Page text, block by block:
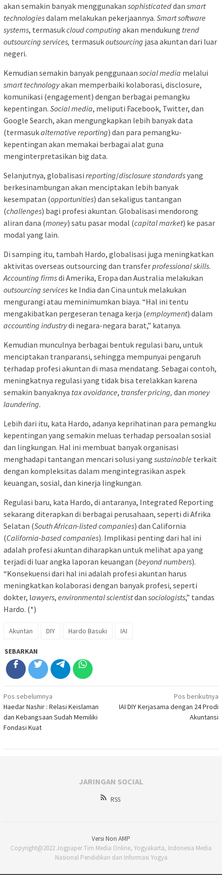
akan semakin banyak menggunakan sophisticateddan smart
technologiesdalam melakukan pekerjaannya. Smart software
systems, termasukcloud computing akan mendukung trend
outsourcing services, termasukoutsourcing jasa akuntan dari luar
negeri.
Kemudian semakin banyak penggunaan social media melalui
smart technologyakan memperbaiki kolaborasi, disclosure,
komunikasi (engagement) dengan berbagai pemangku
kepentingan. Social media, meliputi Facebook, Twitter, dan
Google Search, akan mengungkapkan lebih banyak data
(termasukalternative reporting) dan para pemangku-
kepentingan akan memakai berbagai alat guna
menginterpretasikan big data.
Selanjutnya, globalisasi reporting/disclosure standardsyang
berkesinambungan akan menciptakan lebih banyak
kesempatan (opportunities) dan sekaligus tantangan
(challenges) bagi profesi akuntan. Globalisasi mendorong
aliran dana (money) satu pasar modal (capital market) ke pasar
modal yang lain.
Di samping itu, tambah Hardo, globalisasi juga meningkatkan
aktivitas overseas outsourcing dan transferprofessional skills.
Accounting firmsdi Amerika, Eropa dan Australia melakukan
outsourcing services ke India dan Cina untuk melakukan
mengurangi atau meminimumkan biaya. “Hal ini tentu
mengakibatkan pergeseran tenaga kerja (employment) dalam
accounting industrydi negara-negara barat,” katanya.
Kemudian munculnya berbagai bentuk regulasi baru, untuk
menciptakan tranparansi, sehingga mempunyai pengaruh
terhadap profesi akuntan di masa mendatang. Sebagai contoh,
meningkatnya regulasi yang tidak bisa terelakkan karena
semakin banyaknya tax avoidance, transfer pricing, dan money
laundering.
Lebih dari itu, kata Hardo, adanya keprihatinan para pemangku
kepentingan yang semakin meluas terhadap persoalan sosial
dan lingkungan. Hal ini membuat banyak organisasi
menghadapi tantangan mencari solusi yang sustainable terkait
dengan kompleksitas dalam mengintegrasikan aspek
keuangan, sosial, dan kinerja lingkungan.
Regulasi baru, kata Hardo, di antaranya, Integrated Reporting
sekarang diterapkan di berbagai perusahaan, seperti di Afrika
Selatan (South African-listed companies) dan California
(California-based companies). Implikasi penting dari hal ini
adalah profesi akuntan diharapkan untuk melihat apa yang
terjadi di luar angka laporan keuangan (beyond numbers).
“Konsekuensi dari hal ini adalah profesi akuntan harus
meningkatkan kolaborasi dengan banyak profesi, seperti
dokter, lawyers, environmentalscientistdan sociologists,” tandas
Hardo. (*)
Akuntan DIY Hardo Basuki IAI
SEBARKAN
Navigasi
pos
Pos sebelumnya
Haedar Nashir : Relasi Keislaman
dan Kebangsaan Sudah Memiliki
Fondasi Kuat
Pos berikutnya
IAI DIY Kerjasama dengan 24 Prodi
Akuntansi
JARINGAN SOCIAL
RSS
Versi Non AMP
Copyright@2022 Jogpaper Tim Media Online, Yogyakarta, Indonesia Media
Nasional Pendidikan dan Informasi Yogya